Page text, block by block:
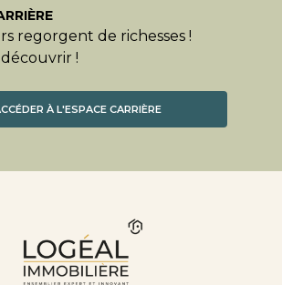
regorgent de richesses !
!
À L'ESPACE CARRIÈRE